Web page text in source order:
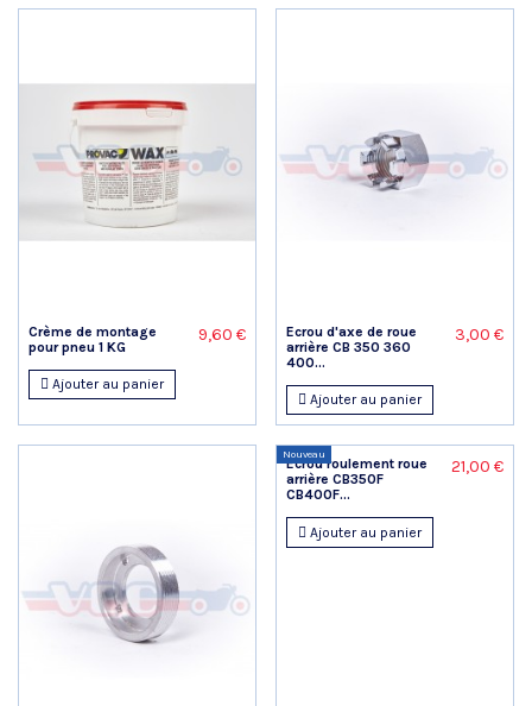
Crème de montage
pour pneu 1 KG
9,60 €
Ajouter au panier
Ecrou d'axe de roue
arrière CB 350 360
400...
3,00 €
Ajouter au panier
Nouveau
Ecrou roulement roue
arrière CB350F
CB400F...
21,00 €
Ajouter au panier